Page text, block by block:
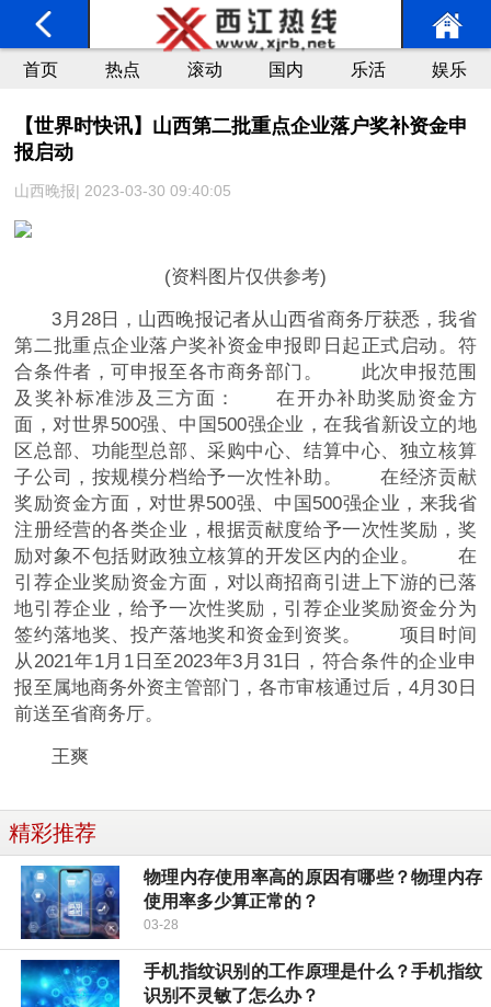
首页 热点 滚动 国内 乐活 娱乐
【世界时快讯】山西第二批重点企业落户奖补资金申
报启动
山西晚报| 2023-03-30 09:40:05
(资料图片仅供参考)
3月28日，山西晚报记者从山西省商务厅获悉，我省
第二批重点企业落户奖补资金申报即日起正式启动。符
合条件者，可申报至各市商务部门。 此次申报范围
及奖补标准涉及三方面： 在开办补助奖励资金方
面，对世界500强、中国500强企业，在我省新设立的地
区总部、功能型总部、采购中心、结算中心、独立核算
子公司，按规模分档给予一次性补助。 在经济贡献
奖励资金方面，对世界500强、中国500强企业，来我省
注册经营的各类企业，根据贡献度给予一次性奖励，奖
励对象不包括财政独立核算的开发区内的企业。 在
引荐企业奖励资金方面，对以商招商引进上下游的已落
地引荐企业，给予一次性奖励，引荐企业奖励资金分为
签约落地奖、投产落地奖和资金到资奖。 项目时间
从2021年1月1日至2023年3月31日，符合条件的企业申
报至属地商务外资主管部门，各市审核通过后，4月30日
前送至省商务厅。
王爽
精彩推荐
物理内存使用率高的原因有哪些？物理内存
使用率多少算正常的？
03-28
手机指纹识别的工作原理是什么？手机指纹
识别不灵敏了怎么办？